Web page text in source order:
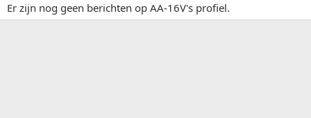
Er zijn nog geen berichten op AA-16V's profiel.